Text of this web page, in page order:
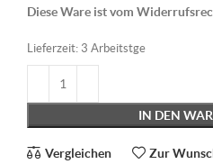
Diese Ware ist vom
Lieferzeit: 3 Arbeitstge
IN DEN
Vergleichen Zur